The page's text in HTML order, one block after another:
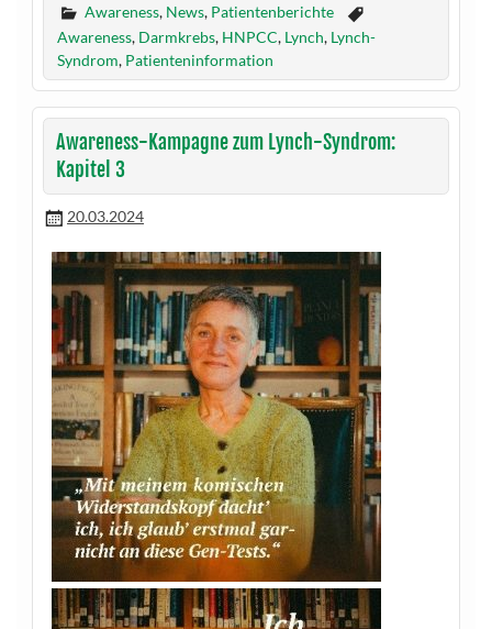
Awareness, News, Patientenberichte
Awareness, Darmkrebs, HNPCC, Lynch, Lynch-
Syndrom, Patienteninformation
Awareness-Kampagne zum Lynch-Syndrom:
Kapitel 3
20.03.2024